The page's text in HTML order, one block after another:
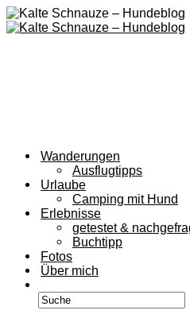
Wanderungen
Ausflugtipps
Urlaube
Camping mit Hund
Erlebnisse
getestet &
Buchtipp
Fotos
Über mich